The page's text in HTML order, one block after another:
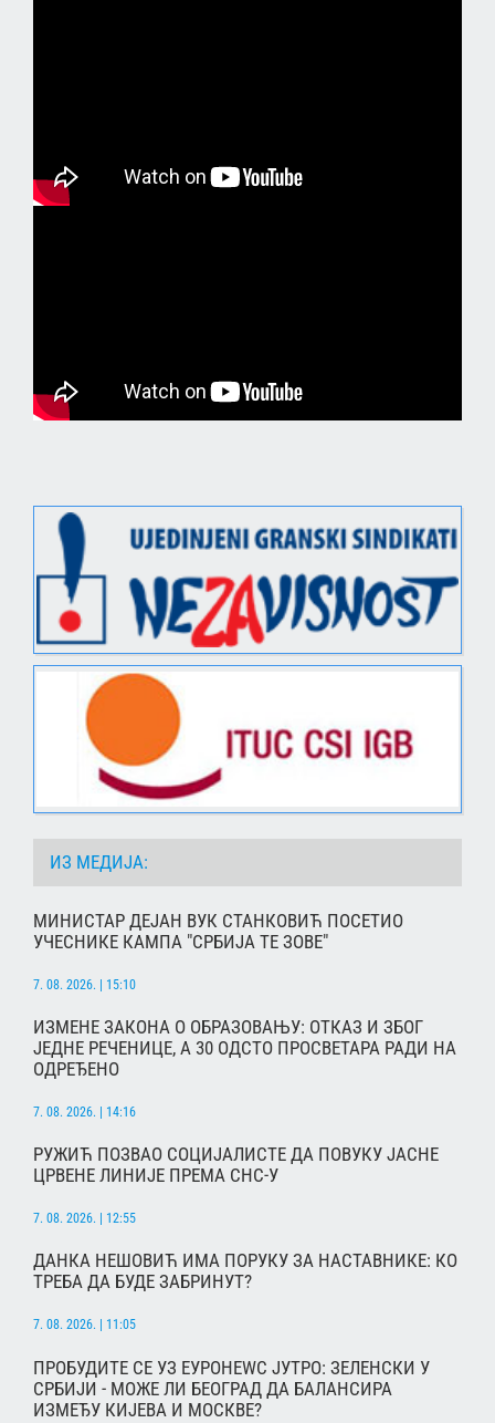
ИЗ МЕДИЈА:
МИНИСТАР ДЕЈАН ВУК СТАНКОВИЋ ПОСЕТИО
УЧЕСНИКЕ КАМПА "СРБИЈА ТЕ ЗОВЕ"
7. 08. 2026. | 15:10
ИЗМЕНЕ ЗАКОНА О ОБРАЗОВАЊУ: ОТКАЗ И ЗБОГ
ЈЕДНЕ РЕЧЕНИЦЕ, А 30 ОДСТО ПРОСВЕТАРА РАДИ НА
ОДРЕЂЕНО
7. 08. 2026. | 14:16
РУЖИЋ ПОЗВАО СОЦИЈАЛИСТЕ ДА ПОВУКУ ЈАСНЕ
ЦРВЕНЕ ЛИНИЈЕ ПРЕМА СНС-У
7. 08. 2026. | 12:55
ДАНКА НЕШОВИЋ ИМА ПОРУКУ ЗА НАСТАВНИКЕ: КО
ТРЕБА ДА БУДЕ ЗАБРИНУТ?
7. 08. 2026. | 11:05
ПРОБУДИТЕ СЕ УЗ ЕУРОНЕWС ЈУТРО: ЗЕЛЕНСКИ У
СРБИЈИ - МОЖЕ ЛИ БЕОГРАД ДА БАЛАНСИРА
ИЗМЕЂУ КИЈЕВА И МОСКВЕ?